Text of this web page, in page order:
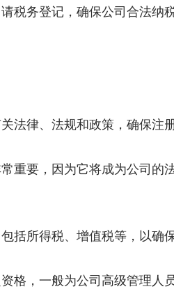
税务登记，确保公司合法纳税
法律、法规和政策，确保注
重要，因为它将成为公司的
括所得税、增值税等，以确
格，一般为公司高级管理人